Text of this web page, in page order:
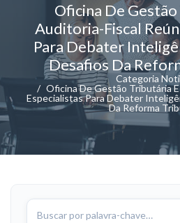
Oficina De
Auditoria-Fiscal
Para Debater
Desafios Da
Categoria
Oficina De Gestão Tributária
Especialistas Para Debater
Da Reforma
Buscar
notícias